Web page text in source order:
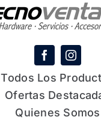
Todos Los
Ofertas
Quienes Somos